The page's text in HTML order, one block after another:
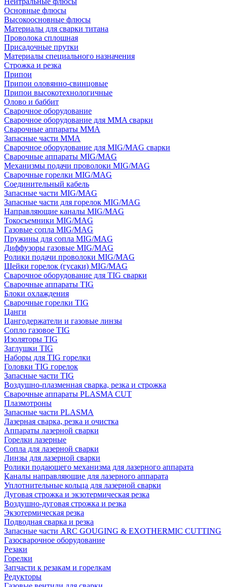
Основные флюсы
Высокоосновные флюсы
Материалы для сварки титана
Проволока сплошная
Присадочные прутки
Материалы специального назначения
Строжка и резка
Припои
Припои оловянно-свинцовые
Припои высокотехнологичные
Олово и баббит
Сварочное оборудование
Сварочное оборудование для MMA сварки
Сварочные аппараты MMA
Запасные части MMA
Сварочное оборудование для MIG/MAG сварки
Сварочные аппараты MIG/MAG
Механизмы подачи проволоки MIG/MAG
Сварочные горелки MIG/MAG
Соединительный кабель
Запасные части MIG/MAG
Запасные части для горелок MIG/MAG
Направляющие каналы MIG/MAG
Токосъемники MIG/MAG
Газовые сопла MIG/MAG
Пружины для сопла MIG/MAG
Диффузоры газовые MIG/MAG
Ролики подачи проволоки MIG/MAG
Шейки горелок (гусаки) MIG/MAG
Сварочное оборудование для TIG сварки
Сварочные аппараты TIG
Блоки охлаждения
Сварочные горелки TIG
Цанги
Цангодержатели и газовые линзы
Сопло газовое TIG
Изоляторы TIG
Заглушки TIG
Наборы для TIG горелки
Головки TIG горелок
Запасные части TIG
Воздушно-плазменная сварка, резка и строжка
Сварочные аппараты PLASMA CUT
Плазмотроны
Запасные части PLASMA
Лазерная сварка, резка и очистка
Аппараты лазерной сварки
Горелки лазерные
Сопла для лазерной сварки
Линзы для лазерной сварки
Ролики подающего механизма для лазерного аппарата
Каналы направляющие для лазерного аппарата
Уплотнительные кольца для лазерной сварки
Дуговая строжка и экзотермическая резка
Воздушно-дуговая строжка и резка
Экзотермическая резка
Подводная сварка и резка
Запасные части ARC GOUGING & EXOTHERMIC CUTTING
Газосварочное оборудование
Резаки
Горелки
Запчасти к резакам и горелкам
Редукторы